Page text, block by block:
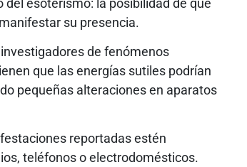
esoterismo: la posibilidad de que
su presencia.
de fenómenos
que las energías sutiles podrían
pequeñas alteraciones en aparatos
reportadas estén
teléfonos o electrodomésticos.